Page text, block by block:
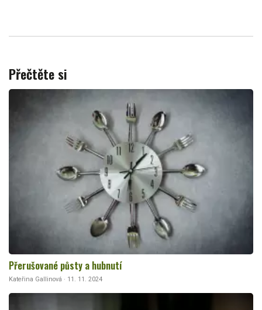
Přečtěte si
Přerušované půsty a hubnutí
Kateřina Gallinová · 11. 11. 2024